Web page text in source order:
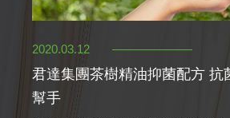
2020.03.12
君達集團茶樹精油抑菌配方 抗
幫手